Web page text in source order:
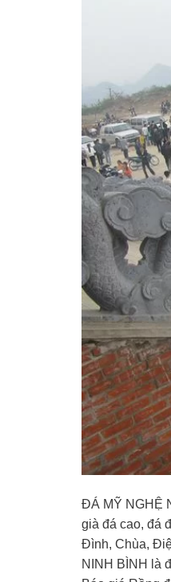
ĐÁ MỸ NGHỆ
già đá cao, đá
Đình, Chùa,
NINH BÌNH là